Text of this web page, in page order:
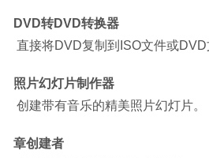
DVD转DVD转换器
直接将DVD复制到ISO文件或DVD
照片幻灯片制作器
创建带有音乐的精美照片幻灯片。
章创建者